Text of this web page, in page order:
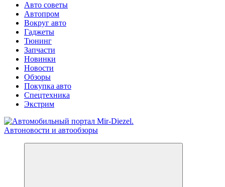
Авто советы
Автопром
Вокруг авто
Гаджеты
Тюнинг
Запчасти
Новинки
Новости
Обзоры
Покупка авто
Спецтехника
Экстрим
Справочник автомобилиста. Обзор новинок популярных